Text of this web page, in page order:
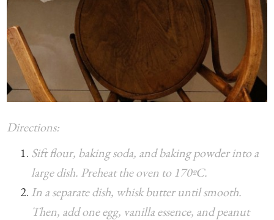
Directions:
Sift flour, baking soda, and baking powder into a
large dish. Preheat the oven to 170ºC.
In a separate dish, whisk butter until smooth.
Then, add one egg, vanilla essence, and peanut